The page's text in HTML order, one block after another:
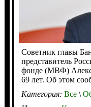
Советник главы
представитель
фонде (МВФ)
69 лет. Об этом
Категория: Все\